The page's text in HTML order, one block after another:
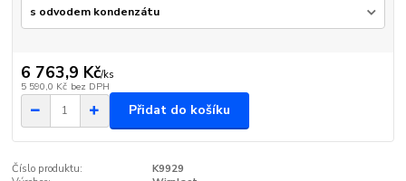
6 763,9 Kč/ks
5 590,0 Kč bez DPH
Přidat do košíku
Číslo produktu:
K9929